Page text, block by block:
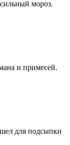
мороз.
и примесей.
для подсыпки